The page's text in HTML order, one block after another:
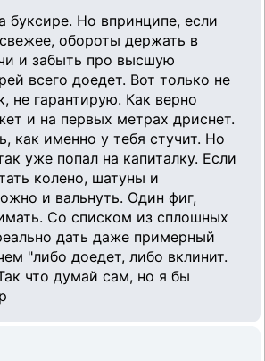
буксире. Но впринципе, если
обороты держать в
и забыть про высшую
всего доедет. Вот только не
не гарантирую. Как верно
и на первых метрах дриснет.
как именно у тебя стучит. Но
уже попал на капиталку. Если
колено, шатуны и
и вальнуть. Один фиг,
Со списком из сплошных
дать даже примерный
"либо доедет, либо вклинит.
что думай сам, но я бы